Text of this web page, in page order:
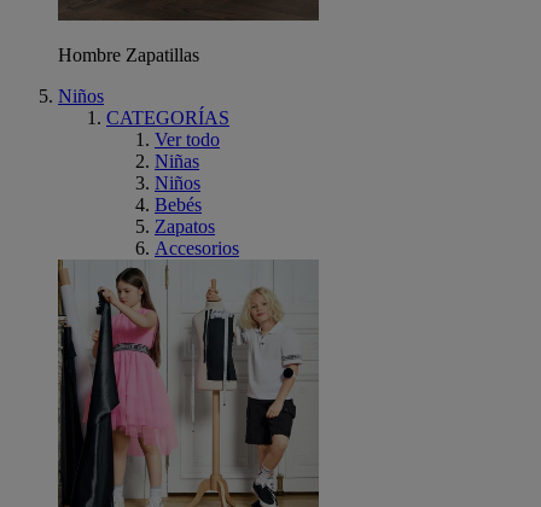
Hombre Zapatillas
Niños
CATEGORÍAS
Ver todo
Niñas
Niños
Bebés
Zapatos
Accesorios